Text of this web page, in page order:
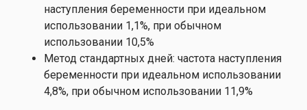
наступления беременности при идеальном
использовании 1,1%, при обычном
использовании 10,5%
Метод стандартных дней: частота наступления
беременности при идеальном использовании
4,8%, при обычном использовании 11,9%